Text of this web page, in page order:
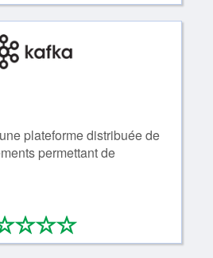
plateforme distribuée de
permettant de
****
0/4